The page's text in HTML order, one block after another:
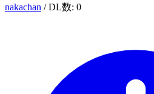
nakachan / DL数: 0